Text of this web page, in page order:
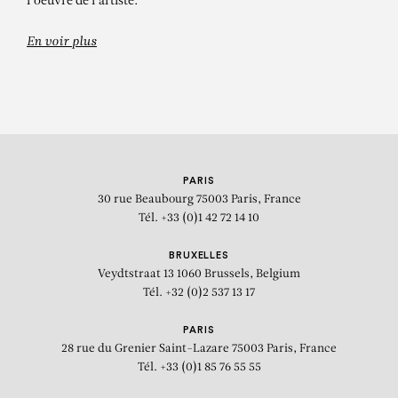
En voir plus
PARIS
30 rue Beaubourg 75003 Paris, France
Tél. +33 (0)1 42 72 14 10
BRUXELLES
Veydtstraat 13 1060 Brussels, Belgium
Tél. +32 (0)2 537 13 17
PARIS
28 rue du Grenier Saint-Lazare 75003 Paris, France
Tél. +33 (0)1 85 76 55 55